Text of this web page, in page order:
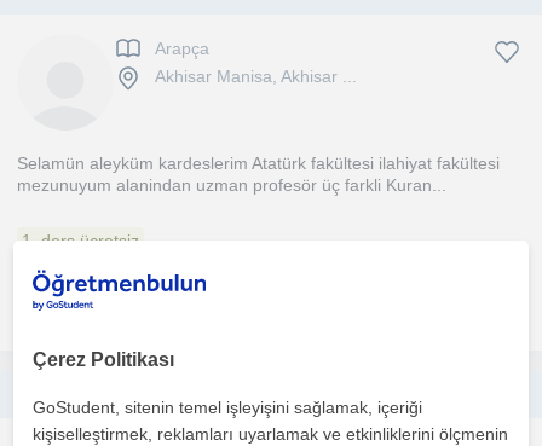
Arapça
Akhisar Manisa, Akhisar ...
Selamün aleyküm kardeslerim Atatürk fakültesi ilahiyat fakültesi
mezunuyum alanindan uzman profesör üç farkli Kuran...
1. ders ücretsiz
daha fazlasını gör
Çerez Politikası
GoStudent, sitenin temel işleyişini sağlamak, içeriği
kişiselleştirmek, reklamları uyarlamak ve etkinliklerini ölçmenin